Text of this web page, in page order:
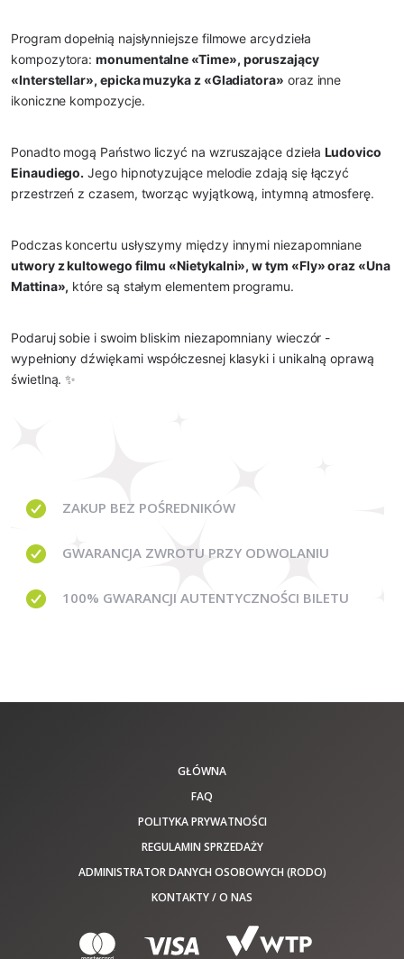
Program dopełnią najsłynniejsze filmowe arcydzieła
kompozytora:monumentalne «Time», poruszający
«Interstellar», epicka muzyka z «Gladiatora» oraz inne
ikoniczne kompozycje.
Ponadto mogą Państwo liczyć na wzruszające dzieła Ludovico
Einaudiego. Jego hipnotyzujące melodie zdają się łączyć
przestrzeń z czasem, tworząc wyjątkową, intymną atmosferę.
Podczas koncertu usłyszymy między innymi niezapomniane
utwory z kultowego filmu «Nietykalni», w tym «Fly» oraz «Una
Mattina», które są stałym elementem programu.
Podaruj sobie i swoim bliskim niezapomniany wieczór -
wypełniony dźwiękami współczesnej klasyki i unikalną oprawą
świetlną. ✨
ZAKUP BEZ POŚREDNIKÓW
GWARANCJA ZWROTU PRZY ODWOLANIU
100% GWARANCJI AUTENTYCZNOŚCI BILETU
GŁÓWNA
FAQ
POLITYKA PRYWATNOŚCI
REGULAMIN SPRZEDAŻY
ADMINISTRATOR DANYCH OSOBOWYCH (RODO)
KONTAKTY / O NAS